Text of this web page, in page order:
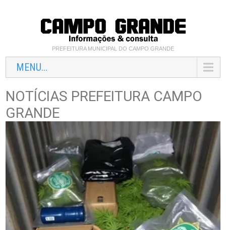
PREFEITURA MUNICIPAL DO CAMPO GRANDE
MENU...
NOTÍCIAS PREFEITURA CAMPO
GRANDE